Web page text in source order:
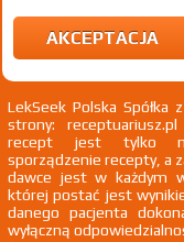
Wszystkie dawki
AKCEPTACJA
LekSeek Polska Spółka
strony:
recept jest tylko
sporządzenie recepty, a
dawce jest w każdym
której postać jest
danego pacjenta
wyłączną